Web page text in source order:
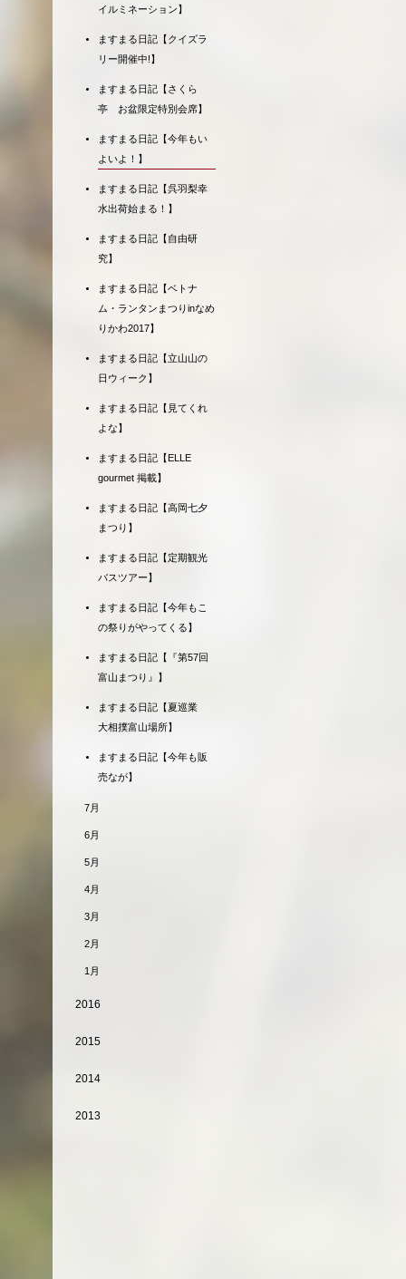
イルミネーション】
ますまる日記【クイズラ
リー開催中!】
ますまる日記【さくら
亭 お盆限定特別会席】
ますまる日記【今年もい
よいよ！】
ますまる日記【呉羽梨幸
水出荷始まる！】
ますまる日記【自由研
究】
ますまる日記【ベトナ
ム・ランタンまつりinなめ
りかわ2017】
ますまる日記【立山山の
日ウィーク】
ますまる日記【見てくれ
よな】
ますまる日記【ELLE
gourmet 掲載】
ますまる日記【高岡七夕
まつり】
ますまる日記【定期観光
バスツアー】
ますまる日記【今年もこ
の祭りがやってくる】
ますまる日記【『第57回
富山まつり』】
ますまる日記【夏巡業
大相撲富山場所】
ますまる日記【今年も販
売なが】
7月
6月
5月
4月
3月
2月
1月
2016
2015
2014
2013